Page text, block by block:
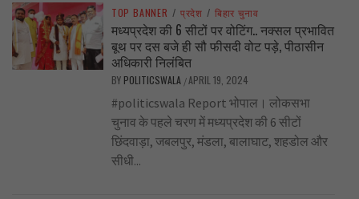
TOP BANNER / प्रदेश / बिहार चुनाव
मध्यप्रदेश की 6 सीटों पर वोटिंग.. नक्सल प्रभावित
बूथ पर दस बजे ही सौ फीसदी वोट पड़े, पीठासीन
अधिकारी निलंबित
BY POLITICSWALA /APRIL 19, 2024
#politicswala Report भोपाल। लोकसभा
चुनाव के पहले चरण में मध्यप्रदेश की 6 सीटों
छिंदवाड़ा, जबलपुर, मंडला, बालाघाट, शहडोल और
सीधी...